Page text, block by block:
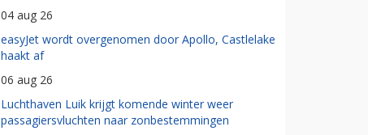
04 aug 26
easyJet wordt overgenomen door Apollo, Castlelake
haakt af
06 aug 26
Luchthaven Luik krijgt komende winter weer
passagiersvluchten naar zonbestemmingen